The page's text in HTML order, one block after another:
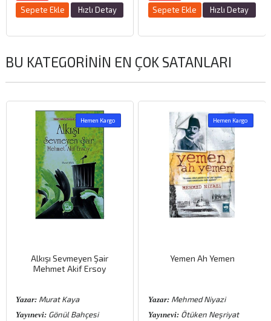
Sepete Ekle Hızlı Detay Sepete Ekle Hızlı Detay
BU KATEGORININ EN ÇOK SATANLARI
Hemen Kargo
Alkışı Sevmeyen Şair
Mehmet Akif Ersoy
Yazar: Murat Kaya
Yayınevi: Gönül Bahçesi
Hemen Kargo
Yemen Ah Yemen
Yazar:Mehmed Niyazi
Yayınevi:Ötüken Neşriyat